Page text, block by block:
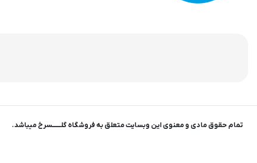
تمام حقوق مادی و معنوی این وبسایت متعلق به فروشگاه گلـــــــسرخ میباشد.